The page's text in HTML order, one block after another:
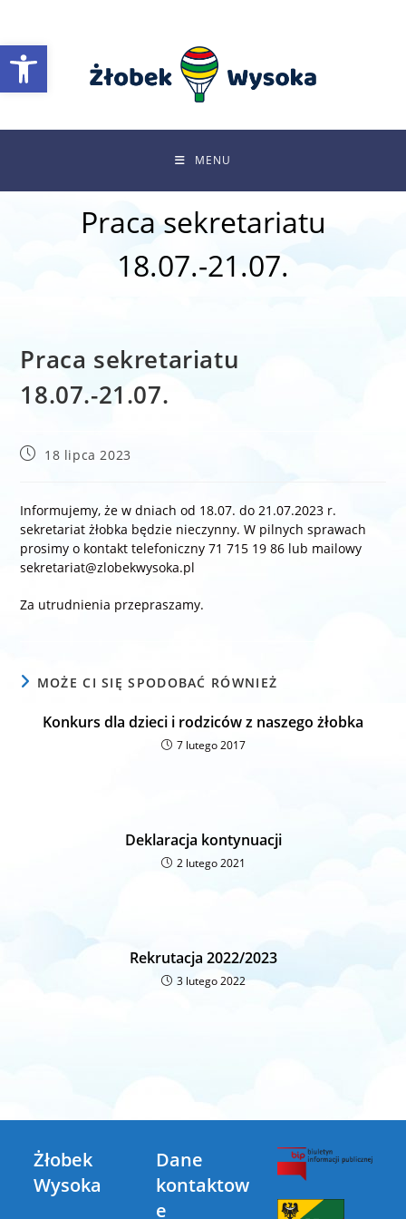
Otwórz pasek narzędzi
content
MENU
Praca sekretariatu
18.07.-21.07.
Praca sekretariatu
18.07.-21.07.
Post18 lipca 2023
Informujemy, że w dniach od 18.07. do 21.07.2023 r.
sekretariat żłobka będzie nieczynny. W pilnych sprawach
prosimy o kontakt telefoniczny 71 715 19 86 lub mailowy
sekretariat@zlobekwysoka.pl
Za utrudnienia przepraszamy.
MOŻE CI SIĘ SPODOBAĆ RÓWNIEŻ
Konkurs dla dzieci i rodziców z naszego żłobka
7 lutego 2017
Deklaracja kontynuacji
2 lutego 2021
Rekrutacja 2022/2023
3 lutego 2022
Żłobek
Wysoka
Dane
kontaktow
e